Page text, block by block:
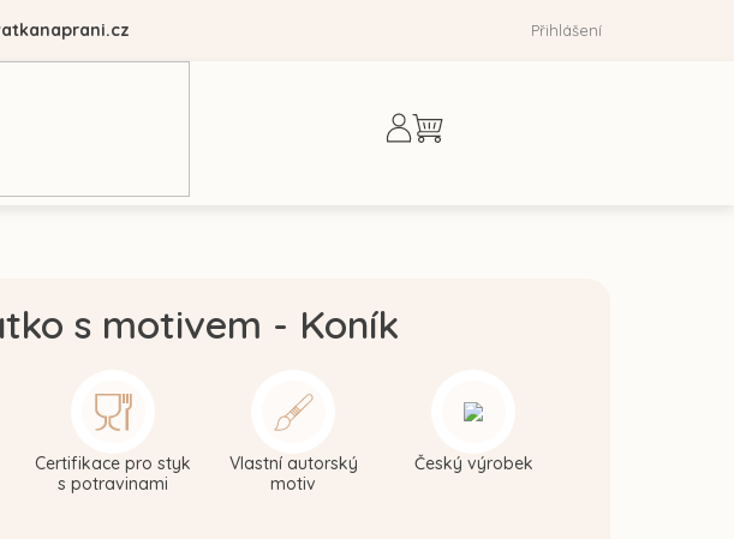
Přihlášení
Nákupní
s motivem - Koník
Certifikace pro styk
s potravinami
Vlastní autorský
motiv
Český výrobek